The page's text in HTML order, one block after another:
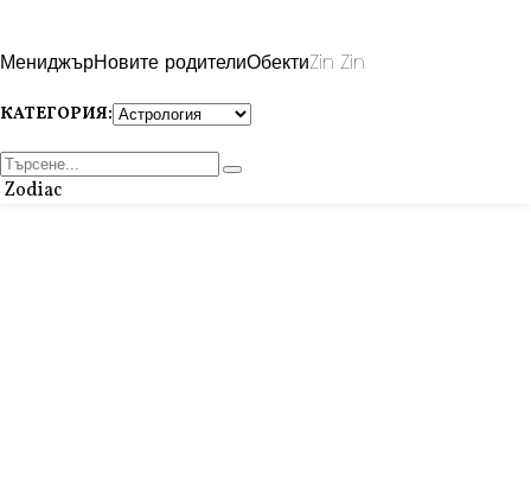
МениджърНовите родителиОбектиZin Zin
КАТЕГОРИЯ:
Zodiac